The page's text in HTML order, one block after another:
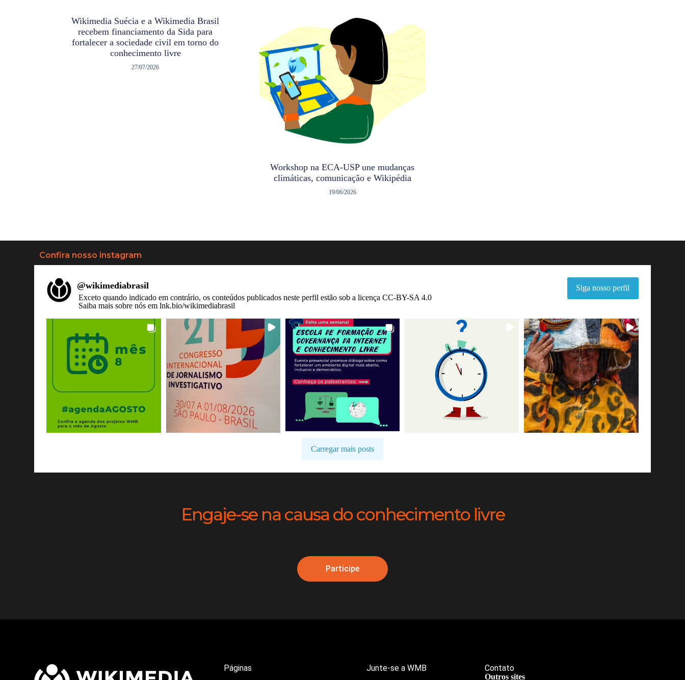
Wikimedia Suécia e a Wikimedia Brasil
recebem financiamento da Sida para
fortalecer a sociedade civil em torno do
conhecimento livre
27/07/2026
Workshop na ECA-USP une mudanças
climáticas, comunicação e Wikipédia
19/06/2026
Confira nosso instagram
@wikimediabrasil
Exceto quando indicado em contrário, os conteúdos publicados neste perfil estão sob a licença CC-BY-SA 4.0
Saiba mais sobre nós em lnk.bio/wikimediabrasil
Siga nosso perfil
Carregar mais posts
Engaje-se na causa do conhecimento livre
Participe
Páginas Junte-se a WMB Contato
Outros sites